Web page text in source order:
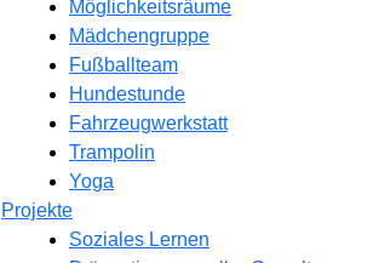
Möglichkeitsräume
Mädchengruppe
Fußballteam
Hundestunde
Fahrzeugwerkstatt
Trampolin
Yoga
Projekte
Soziales Lernen